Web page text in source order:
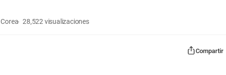
28,522 visualizaciones
Compartir